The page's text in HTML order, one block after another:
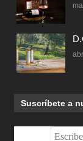
Suscríbete a